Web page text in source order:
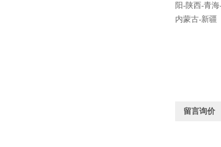
阳-陕西-青海
内蒙古-新疆
留言询价